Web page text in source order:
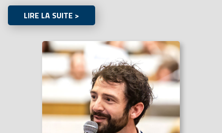
LIRE LA SUITE >